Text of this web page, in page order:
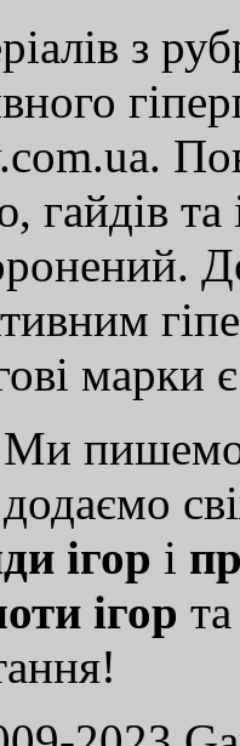
з
гайдів
марки
Ми
ігор і
ігор